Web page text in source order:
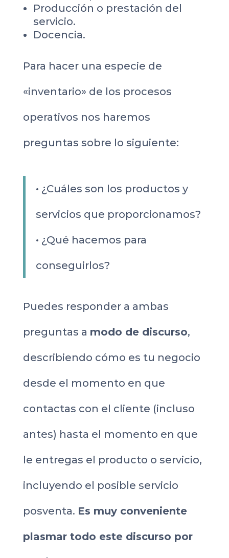
Producción o prestación del
servicio.
Docencia.
Para hacer una especie de
«inventario» de los procesos
operativos nos haremos
preguntas sobre lo siguiente:
• ¿Cuáles son los productos y
servicios que proporcionamos?
• ¿Qué hacemos para
conseguirlos?
Puedes responder a ambas
preguntas a modo de discurso,
describiendo cómo es tu negocio
desde el momento en que
contactas con el cliente (incluso
antes) hasta el momento en que
le entregas el producto o servicio,
incluyendo el posible servicio
posventa. Es muy conveniente
plasmar todo este discurso por